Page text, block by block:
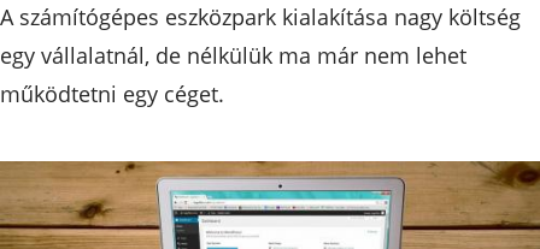
A számítógépes eszközpark kialakítása nagy költség
egy vállalatnál, de nélkülük ma már nem lehet
működtetni egy céget.